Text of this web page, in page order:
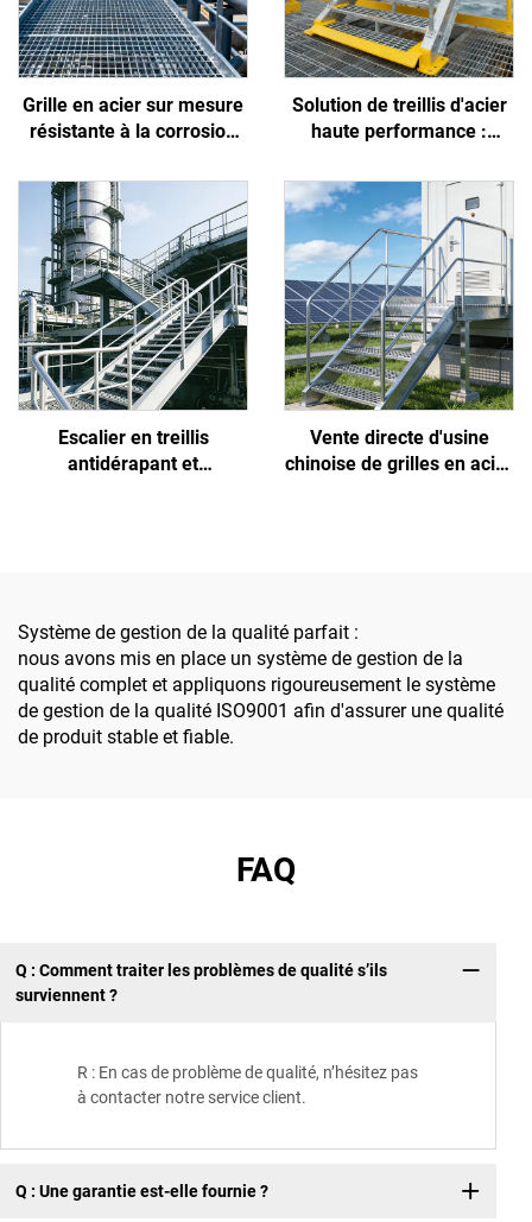
Grille en acier sur mesure
résistante à la corrosion
pour usines chimiques et
pétrochimiques
Solution de treillis d'acier
haute performance :
empêche les glissades des
travailleurs et réduit
l'encrassement
Escalier en treillis
antidérapant et
Vente directe d'usine
chinoise de grilles en acier
d'énergie nouvelle
photovoltaïque/
éolienne/de stockage
d'énergie
Système de gestion de la qualité parfait :
nous avons mis en place un système de gestion de la
qualité complet et appliquons rigoureusement le système
de gestion de la qualité ISO9001 afin d'assurer une qualité
de produit stable et fiable.
FAQ
Q : Comment traiter les problèmes de qualité s’ils
surviennent ?
R : En cas de problème de qualité, n’hésitez pas
à contacter notre service client.
Q : Une garantie est-elle fournie ?